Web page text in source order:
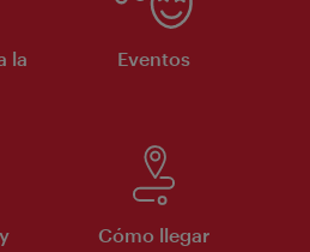
la
Eventos
Cómo llegar